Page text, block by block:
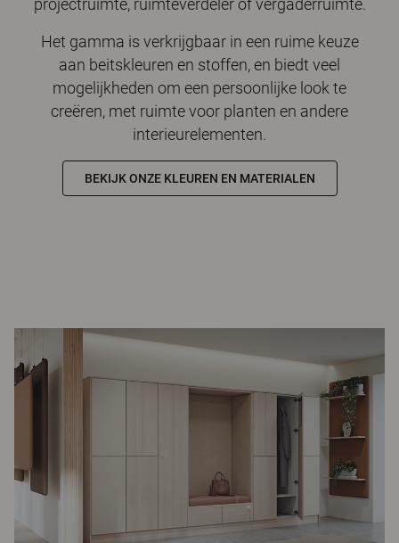
projectruimte, ruimteverdeler of vergaderruimte.
Het gamma is verkrijgbaar in een ruime keuze
aan beitskleuren en stoffen, en biedt veel
mogelijkheden om een persoonlijke look te
creëren, met ruimte voor planten en andere
interieurelementen.
BEKIJK ONZE KLEUREN EN MATERIALEN